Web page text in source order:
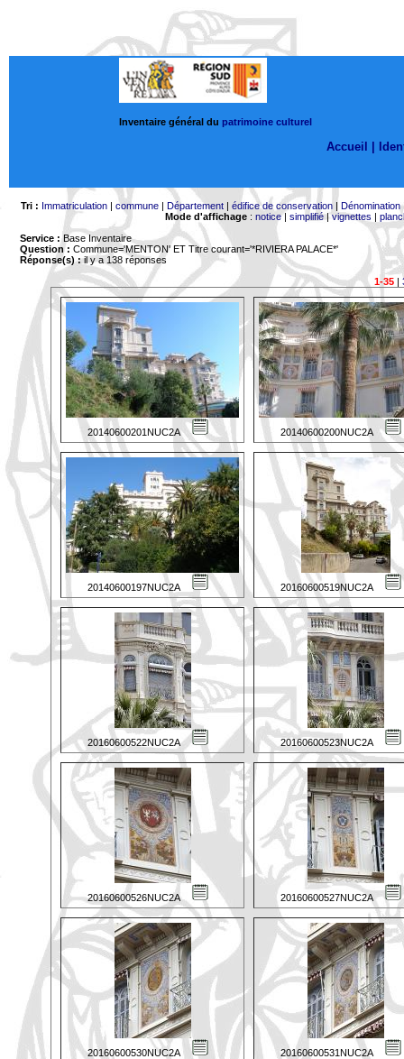
Inventaire général du patrimoine culturel
Accueil |
Tri : Immatriculation| commune| Département| édifice de conservation| Dénomination
Mode d'affichage: notice| simplifié|vignettes |
Service : Base Inventaire
Question : Commune='MENTON' ET Titre courant='*RIVIERA PALACE*'
Réponse(s) :il y a 138 réponses
1-35|
20140600201NUC2A 20140600200NUC2A
20140600197NUC2A 20160600519NUC2A
20160600522NUC2A 20160600523NUC2A
20160600526NUC2A 20160600527NUC2A
20160600530NUC2A 20160600531NUC2A